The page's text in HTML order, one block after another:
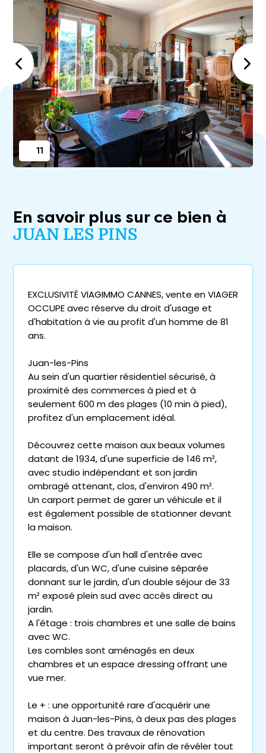
11
En savoir plus sur ce bien à
JUAN LES PINS
EXCLUSIVITÉ VIAGIMMO CANNES, vente en VIAGER
OCCUPE avec réserve du droit d'usage et
d'habitation à vie au profit d'un homme de 81
ans.
Juan-les-Pins
Au sein d'un quartier résidentiel sécurisé, à
proximité des commerces à pied et à
seulement 600 m des plages (10 min à pied),
profitez d'un emplacement idéal.
Découvrez cette maison aux beaux volumes
datant de 1934, d'une superficie de 146 m²,
avec studio indépendant et son jardin
ombragé attenant, clos, d'environ 490 m².
Un carport permet de garer un véhicule et il
est également possible de stationner devant
la maison.
Elle se compose d'un hall d'entrée avec
placards, d'un WC, d'une cuisine séparée
donnant sur le jardin, d'un double séjour de 33
m² exposé plein sud avec accès direct au
jardin.
A l'étage : trois chambres et une salle de bains
avec WC.
Les combles sont aménagés en deux
chambres et un espace dressing offrant une
vue mer.
Le + : une opportunité rare d'acquérir une
maison à Juan-les-Pins, à deux pas des plages
et du centre. Des travaux de rénovation
important seront à prévoir afin de révéler tout